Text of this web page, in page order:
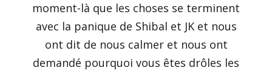
moment-là que les choses se terminent
avec la panique de Shibal et JK et nous
ont dit de nous calmer et nous ont
demandé pourquoi vous êtes drôles les